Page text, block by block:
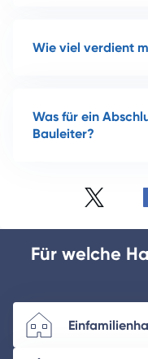
Wie viel verdient
Was für ein
Bauleiter?
Für welche